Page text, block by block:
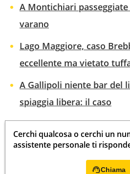
A Montichiari
varano
Lago Maggiore, caso
eccellente ma vietato
A Gallipoli niente bar del
spiaggia libera: il caso
Cerchi qualcosa o cerchi un
assistente personale ti
Chiama